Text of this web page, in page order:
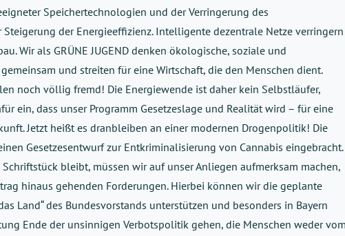
Speichertechnologien und der Verringerung des
Steigerung der Energieeffizienz. Intelligente dezentrale Netze verringern
Wir als GRÜNE JUGEND denken ökologische, soziale und
und streiten für eine Wirtschaft, die den Menschen dient.
noch völlig fremd! Die Energiewende ist daher kein Selbstläufer,
ein, dass unser Programm Gesetzeslage und Realität wird – für eine
Jetzt heißt es dranbleiben an einer modernen Drogenpolitik! Die
Gesetzesentwurf zur Entkriminalisierung von Cannabis eingebracht.
bleibt, müssen wir auf unser Anliegen aufmerksam machen,
hinaus gehenden Forderungen. Hierbei können wir die geplante
Land“ des Bundesvorstands unterstützen und besonders in Bayern
Ende der unsinnigen Verbotspolitik gehen, die Menschen weder